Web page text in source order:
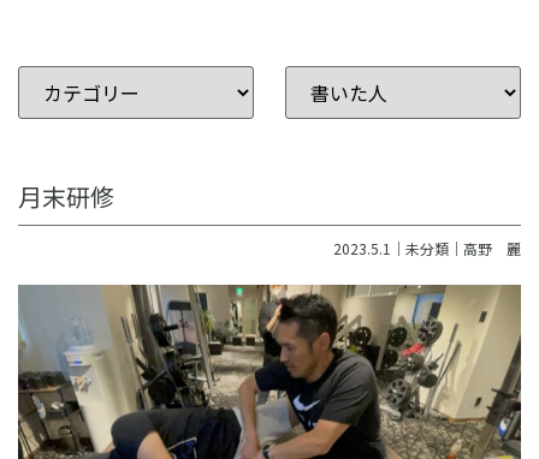
月末研修
2023.5.1｜ 未分類 ｜ 高野 麗